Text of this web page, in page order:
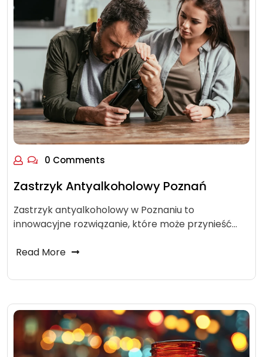
0 Comments
Zastrzyk Antyalkoholowy Poznań
Zastrzyk antyalkoholowy w Poznaniu to
innowacyjne rozwiązanie, które może przynieść…
Read More